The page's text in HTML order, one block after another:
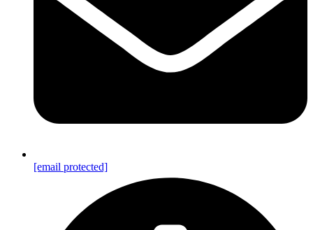
[email protected]